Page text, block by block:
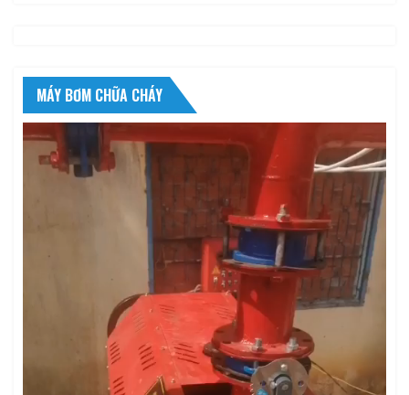
MÁY BƠM CHỮA CHÁY
Trình
chơi